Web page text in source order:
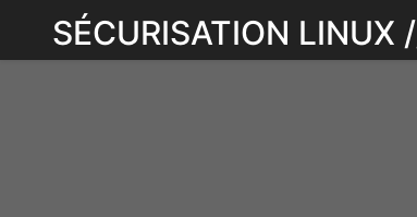
content
SÉCURISATION LINUX